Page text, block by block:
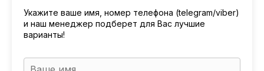
Укажите ваше имя, номер телефона (telegram/viber)
и наш менеджер подберет для Вас лучшие
варианты!